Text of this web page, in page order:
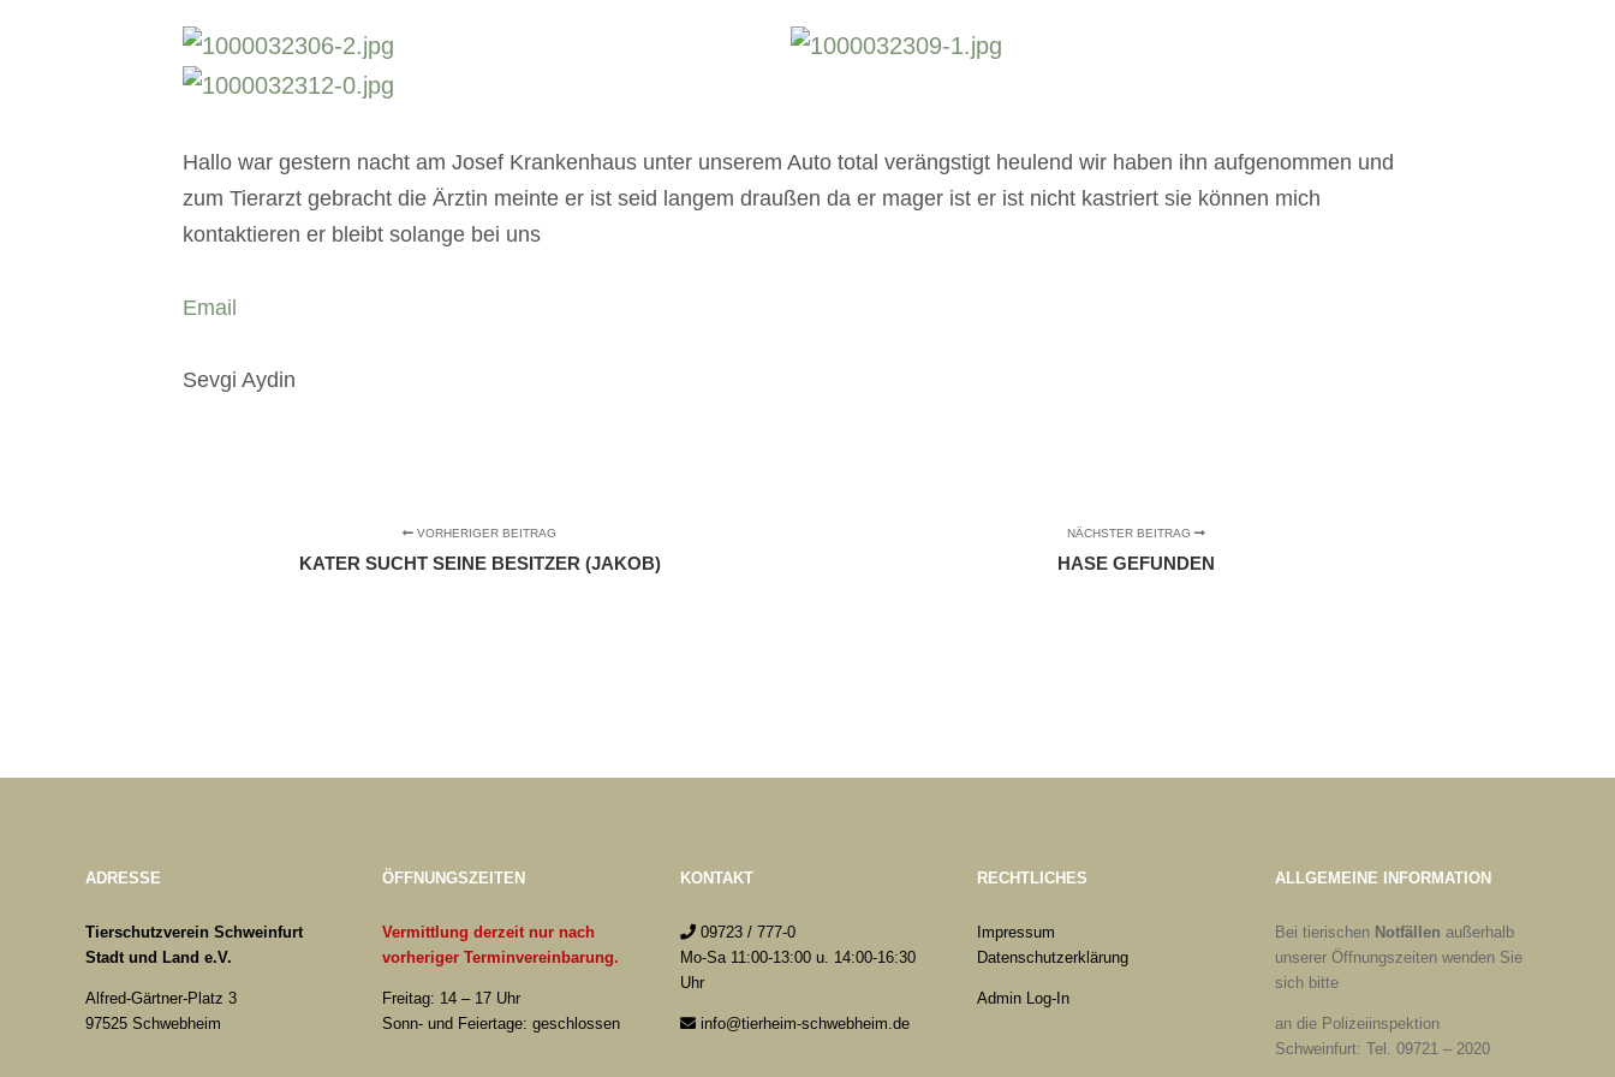
Hallo war gestern nacht am Josef Krankenhaus unter unserem Auto total verängstigt heulend wir haben ihn aufgenommen und
zum Tierarzt gebracht die Ärztin meinte er ist seid langem draußen da er mager ist er ist nicht kastriert sie können mich
kontaktieren er bleibt solange bei uns
Email
Sevgi Aydin
VORHERIGER BEITRAG
KATER SUCHT SEINE BESITZER (JAKOB)
NÄCHSTER BEITRAG
HASE GEFUNDEN
ADRESSE
Tierschutzverein Schweinfurt
Stadt und Land e.V.
Alfred-Gärtner-Platz 3
97525 Schwebheim
ÖFFNUNGSZEITEN
Vermittlung derzeit nur nach
vorheriger Terminvereinbarung.
Freitag: 14 – 17 Uhr
Sonn- und Feiertage: geschlossen
KONTAKT
09723 / 777-0
Mo-Sa 11:00-13:00 u. 14:00-16:30
Uhr
info@tierheim-schwebheim.de
RECHTLICHES
Impressum
Datenschutzerklärung
Admin Log-In
ALLGEMEINE INFORMATION
Bei tierischen Notfällen außerhalb
unserer Öffnungszeiten wenden Sie
sich bitte
an die Polizeiinspektion
Schweinfurt: Tel. 09721 – 2020